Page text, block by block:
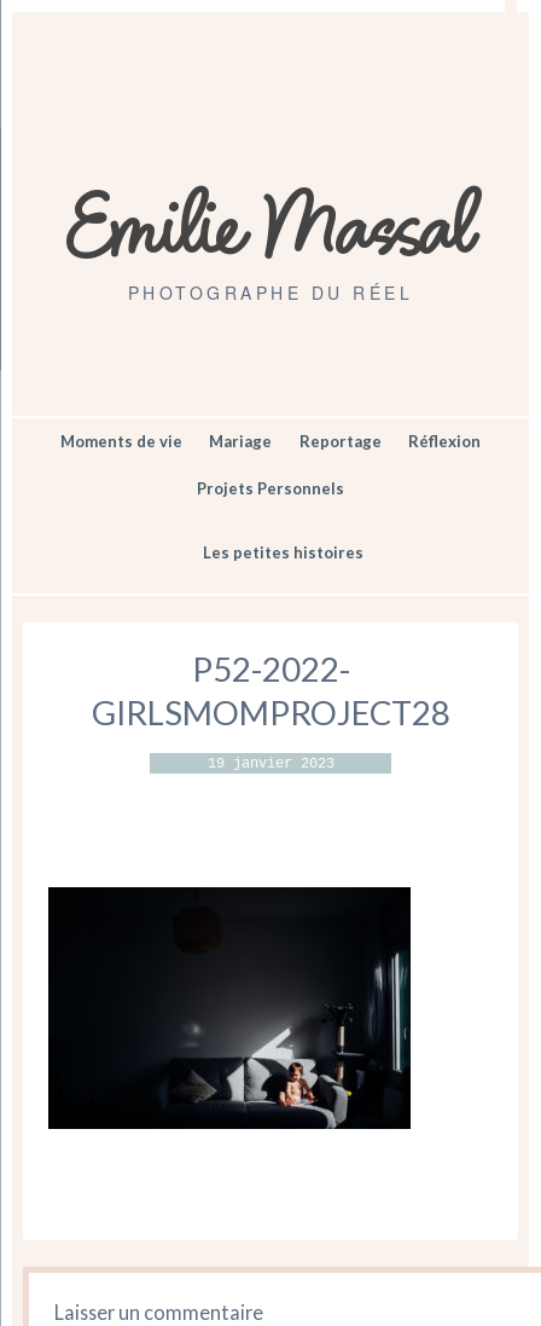
Emilie Massal
PHOTOGRAPHE DU RÉEL
Moments de vie Mariage Reportage Réflexion
Projets Personnels
Les petites histoires
P52-2022-
GIRLSMOMPROJECT28
19 janvier 2023
Laisser un commentaire